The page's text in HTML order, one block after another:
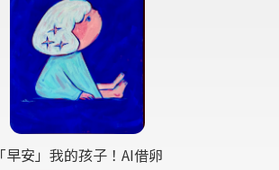
「早安」我的孩子！AI借卵